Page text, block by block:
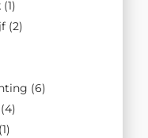
(1)
(2)
(6)
(4)
(1)